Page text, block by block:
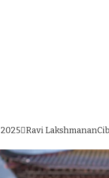
Ravi Lakshmanan